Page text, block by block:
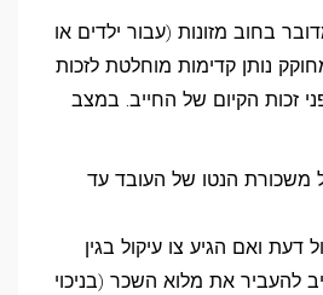
בחוב מזונות (עבור ילדים או
נותן קדימות מוחלטת לזכות
זכות הקיום של החייב. במצב
משכורת הנטו של העובד עד
דעת ואם הגיע צו עיקול בגין
להעביר את מלוא השכר (בניכוי